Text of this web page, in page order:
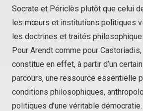
Socrate et Périclès plutôt que celui
les mœurs et institutions politiques
les doctrines et traités
Pour Arendt comme pour Castoriadis,
constitue en effet, à partir d’un
parcours, une ressource essentielle
conditions philosophiques,
politiques d’une véritable